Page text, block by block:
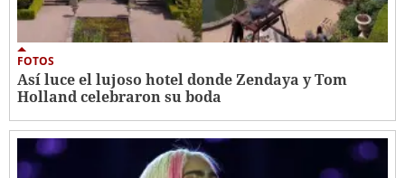
FOTOS
Así luce el lujoso hotel donde Zendaya y Tom
Holland celebraron su boda